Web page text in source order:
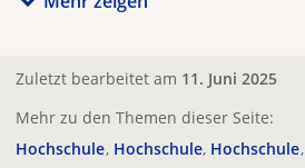
Zuletzt bearbeitet am 11. Juni 2025
Mehr zu den Themen dieser Seite:
Hochschule Hochschule Hochschule